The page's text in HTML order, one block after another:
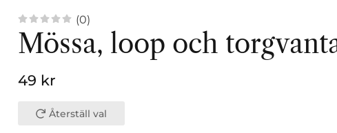
(0)
Mössa, loop och
49 kr
Återställ val